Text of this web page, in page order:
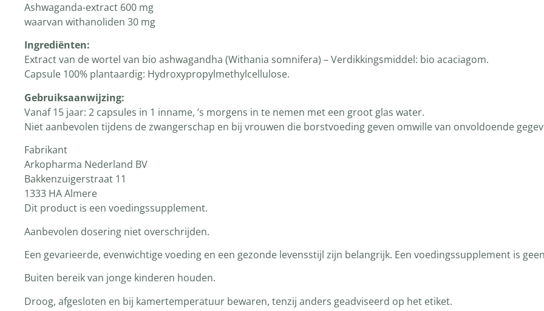
Ashwaganda-extract 600 mg
waarvan withanoliden 30 mg
Ingrediënten:
Extract van de wortel van bio ashwagandha (Withania somnifera) – Verdikkingsmiddel: bio acaciagom.
Capsule 100% plantaardig: Hydroxypropylmethylcellulose.
Gebruiksaanwijzing:
Vanaf 15 jaar: 2 capsules in 1 inname, ’s morgens in te nemen met een groot glas water.
Niet aanbevolen tijdens de zwangerschap en bij vrouwen die borstvoeding geven omwille van onvoldoende
Fabrikant
Arkopharma Nederland BV
Bakkenzuigerstraat 11
1333 HA Almere
Dit product is een voedingssupplement.
Aanbevolen dosering niet overschrijden.
Een gevarieerde, evenwichtige voeding en een gezonde levensstijl zijn belangrijk. Een voedingssupplement is
Buiten bereik van jonge kinderen houden.
Droog, afgesloten en bij kamertemperatuur bewaren, tenzij anders geadviseerd op het etiket.